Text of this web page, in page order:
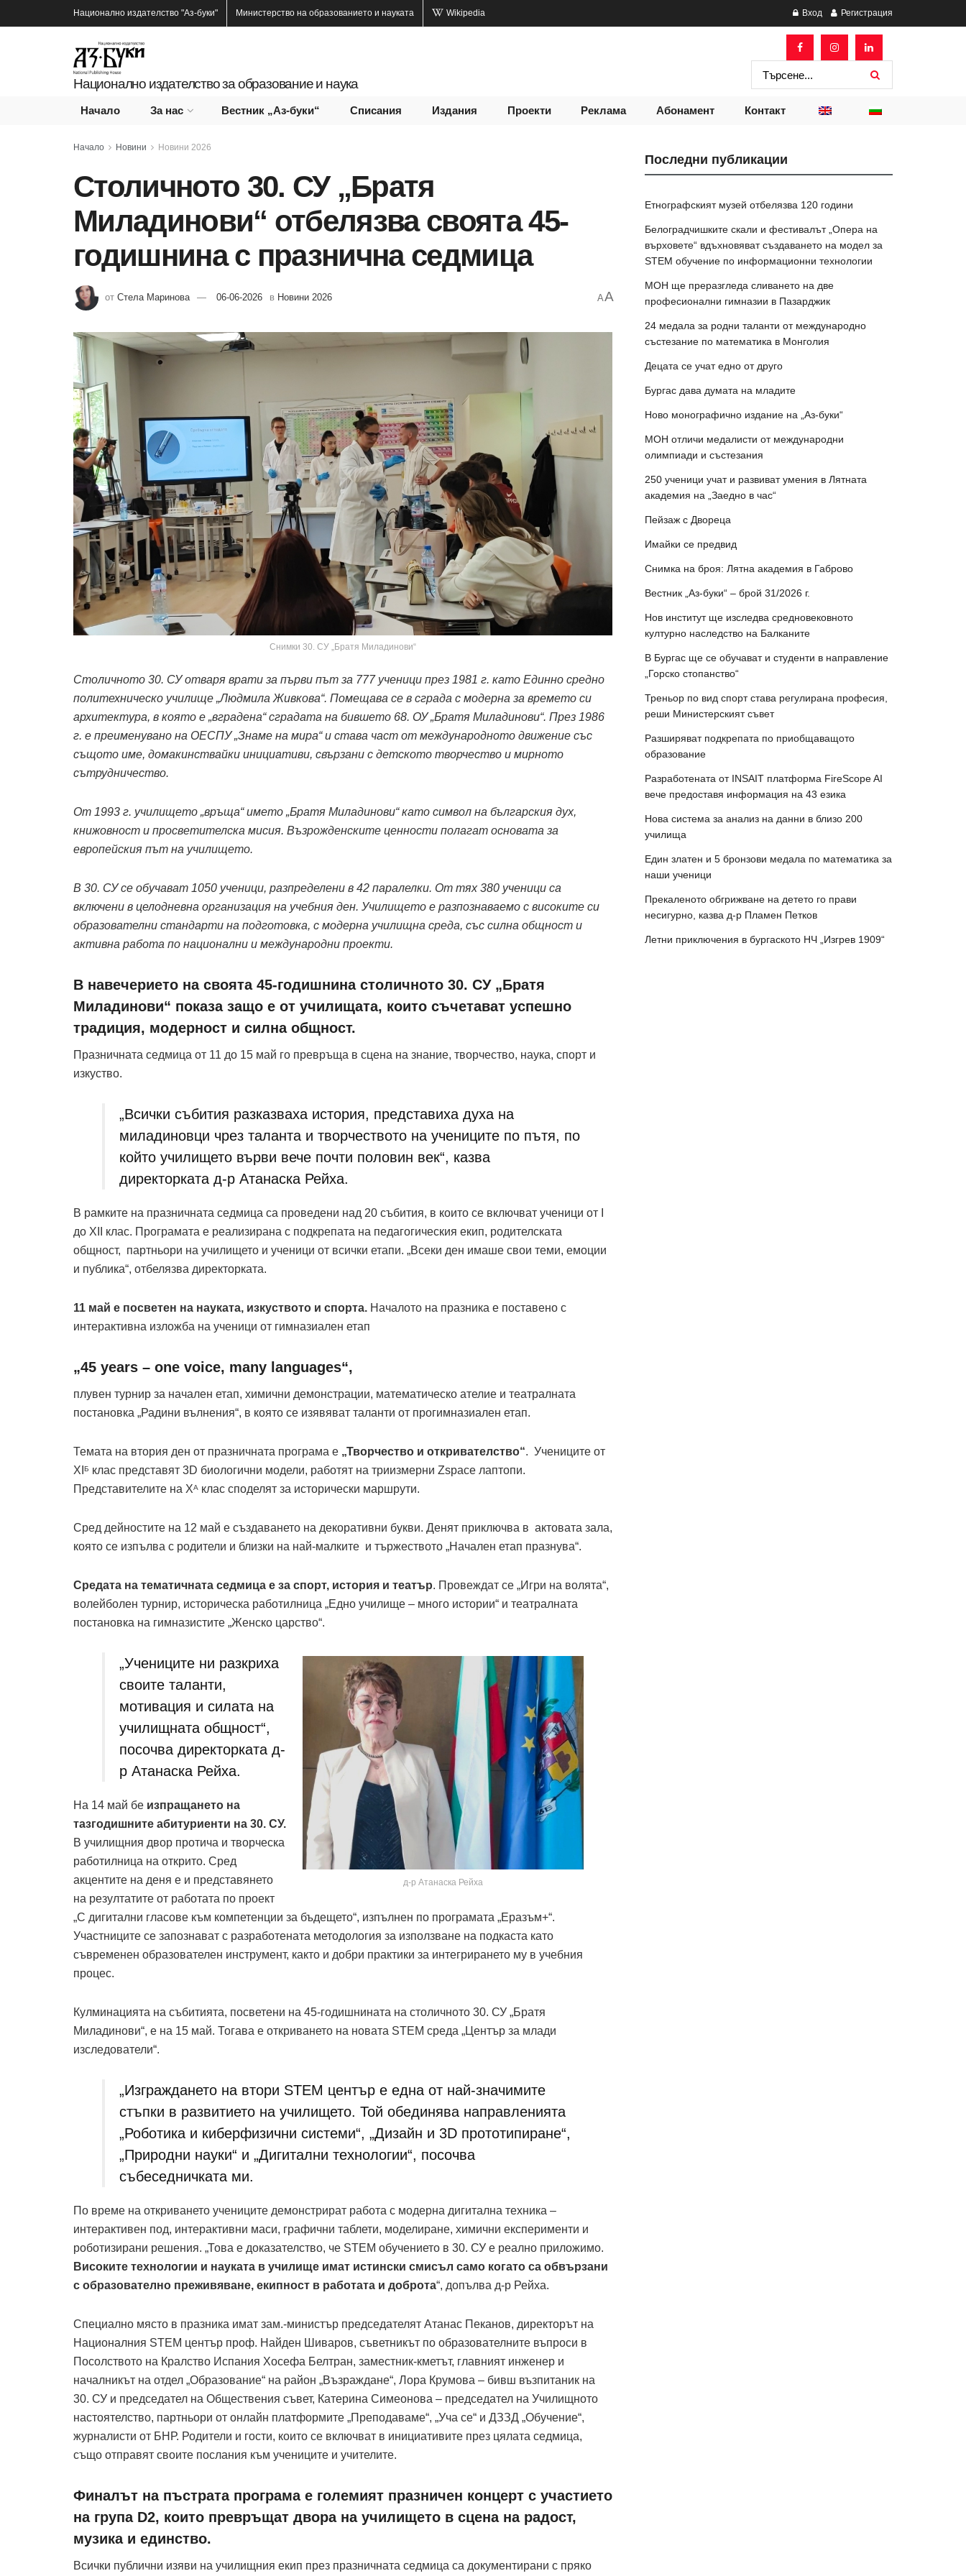
Национално издателство "Аз-буки" Министерство на образованието и науката Wikipedia Вход Регистрация
Национално издателство за образование и наука
Начало За нас Вестник „Аз-буки“ Списания Издания Проекти Реклама Абонамент Контакт
Начало Новини Новини 2026
Столичното 30. СУ „Братя
Миладинови“ отбелязва своята 45-
годишнина с празнична седмица
от Стела Маринова 06-06-2026 в Новини 2026 AA
Снимки 30. СУ „Братя Миладинови“
Столичното 30. СУ отваря врати за първи път за 777 ученици през 1981 г. като Единно средно
политехническо училище „Людмила Живкова“. Помещава се в сграда с модерна за времето си
архитектура, в която е „вградена“ сградата на бившето 68. ОУ „Братя Миладинови“. През 1986
г. е преименувано на ОЕСПУ „Знаме на мира“ и става част от международното движение със
същото име, домакинствайки инициативи, свързани с детското творчество и мирното
сътрудничество.
От 1993 г. училището „връща“ името „Братя Миладинови“ като символ на българския дух,
книжовност и просветителска мисия. Възрожденските ценности полагат основата за
европейския път на училището.
В 30. СУ се обучават 1050 ученици, разпределени в 42 паралелки. От тях 380 ученици са
включени в целодневна организация на учебния ден. Училището е разпознаваемо с високите си
образователни стандарти на подготовка, с модерна училищна среда, със силна общност и
активна работа по национални и международни проекти.
В навечерието на своята 45-годишнина столичното 30. СУ „Братя
Миладинови“ показа защо е от училищата, които съчетават успешно
традиция, модерност и силна общност.
Празничната седмица от 11 до 15 май го превръща в сцена на знание, творчество, наука, спорт и
изкуство.
„Всички събития разказваха история, представиха духа на
миладиновци чрез таланта и творчеството на учениците по пътя, по
който училището върви вече почти половин век“, казва
директорката д-р Атанаска Рейха.
В рамките на празничната седмица са проведени над 20 събития, в които се включват ученици от I
до XII клас. Програмата е реализирана с подкрепата на педагогическия екип, родителската
общност, партньори на училището и ученици от всички етапи. „Всеки ден имаше свои теми, емоции
и публика“, отбелязва директорката.
11 май е посветен на науката, изкуството и спорта. Началото на празника е поставено с
интерактивна изложба на ученици от гимназиален етап
„45 years – one vоice, many languages“,
плувен турнир за начален етап, химични демонстрации, математическо ателие и театралната
постановка „Радини вълнения“, в която се изявяват таланти от прогимназиален етап.
Темата на втория ден от празничната програма е „Творчество и откривателство“. Учениците от
XI Б клас представят 3D биологични модели, работят на триизмерни Zspace лаптопи.
Представителите на ХА клас споделят за исторически маршрути.
Сред дейностите на 12 май е създаването на декоративни букви. Денят приключва в актовата зала,
която се изпълва с родители и близки на най-малките и тържеството „Начален етап празнува“.
Средата на тематичната седмица е за спорт, история и театър. Провеждат се „Игри на волята“,
волейболен турнир, историческа работилница „Едно училище – много истории“ и театралната
постановка на гимназистите „Женско царство“.
д-р Атанаска Рейха
„Учениците ни разкриха
своите таланти,
мотивация и силата на
училищната общност“,
посочва директорката д-
р Атанаска Рейха.
На 14 май бе изпращането на
тазгодишните абитуриенти на 30. СУ.
В училищния двор протича и творческа
работилница на открито. Сред
акцентите на деня е и представянето
на резултатите от работата по проект
„С дигитални гласове към компетенции за бъдещето“, изпълнен по програмата „Еразъм+“.
Участниците се запознават с разработената методология за използване на подкаста като
съвременен образователен инструмент, както и добри практики за интегрирането му в учебния
процес.
Кулминацията на събитията, посветени на 45-годишнината на столичното 30. СУ „Братя
Миладинови“, е на 15 май. Тогава е откриването на новата STEM среда „Център за млади
изследователи“.
„Изграждането на втори STEM център е една от най-значимите
стъпки в развитието на училището. Той обединява направленията
„Роботика и киберфизични системи“, „Дизайн и 3D прототипиране“,
„Природни науки“ и „Дигитални технологии“, посочва
събеседничката ми.
По време на откриването учениците демонстрират работа с модерна дигитална техника –
интерактивен под, интерактивни маси, графични таблети, моделиране, химични експерименти и
роботизирани решения. „Това е доказателство, че STEM обучението в 30. СУ е реално приложимо.
Високите технологии и науката в училище имат истински смисъл само когато са обвързани
с образователно преживяване, екипност в работата и доброта“, допълва д-р Рейха.
Специално място в празника имат зам.-министър председателят Атанас Пеканов, директорът на
Националния STEM център проф. Найден Шиваров, съветникът по образователните въпроси в
Посолството на Кралство Испания Хосефа Белтран, заместник-кметът, главният инженер и
началникът на отдел „Образование“ на район „Възраждане“, Лора Крумова – бивш възпитаник на
30. СУ и председател на Обществения съвет, Катерина Симеонова – председател на Училищното
настоятелство, партньори от онлайн платформите „Преподаваме“, „Уча се“ и ДЗЗД „Обучение“,
журналисти от БНР. Родители и гости, които се включват в инициативите през цялата седмица,
също отправят своите послания към учениците и учителите.
Финалът на пъстрата програма е големият празничен концерт с участието
на група D2, които превръщат двора на училището в сцена на радост,
музика и единство.
Всички публични изяви на училищния екип през празничната седмица са документирани с пряко
Последни публикации
Етнографският музей отбелязва 120 години
Белоградчишките скали и фестивалът „Опера на
върховете“ вдъхновяват създаването на модел за
STEM обучение по информационни технологии
МОН ще преразгледа сливането на две
професионални гимназии в Пазарджик
24 медала за родни таланти от международно
състезание по математика в Монголия
Децата се учат едно от друго
Бургас дава думата на младите
Ново монографично издание на „Аз-буки“
МОН отличи медалисти от международни
олимпиади и състезания
250 ученици учат и развиват умения в Лятната
академия на „Заедно в час“
Пейзаж с Двореца
Имайки се предвид
Снимка на броя: Лятна академия в Габрово
Вестник „Аз-буки“ – брой 31/2026 г.
Нов институт ще изследва средновековното
културно наследство на Балканите
В Бургас ще се обучават и студенти в направление
„Горско стопанство“
Треньор по вид спорт става регулирана професия,
реши Министерският съвет
Разширяват подкрепата по приобщаващото
образование
Разработената от INSAIT платформа FireScope AI
вече предоставя информация на 43 езика
Нова система за анализ на данни в близо 200
училища
Един златен и 5 бронзови медала по математика за
наши ученици
Прекаленото обгрижване на детето го прави
несигурно, казва д-р Пламен Петков
Летни приключения в бургаското НЧ „Изгрев 1909“